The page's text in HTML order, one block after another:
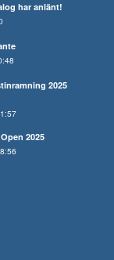
har anlänt!
2025
2025